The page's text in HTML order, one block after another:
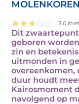
3.0
Dit
geboren
zin en
uitmonden in
overeenkomen,
duur houdt
Kairosmoment
navolgend op